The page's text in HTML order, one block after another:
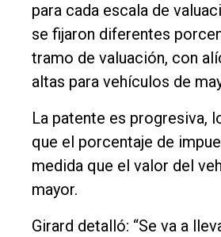
para cada escala de
se fijaron diferentes
tramo de valuación, con
altas para vehículos de
La patente es progresiva,
que el porcentaje de
medida que el valor del
mayor.
Girard detalló: “Se va a